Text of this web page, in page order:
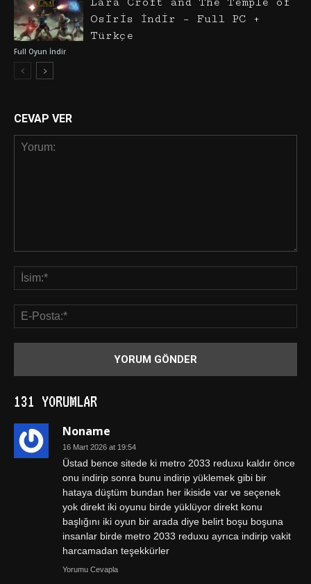
Full Oyun İndir
Osiris İndir – Full PC +
Türkçe
CEVAP VER
131 YORUMLAR
Noname
16 Mart 2026 at 19:54
Üstad bence sitede ki metro 2033 reduxu kaldır önce
onu indirip sonra bunu indirip yüklemek gibi bir
hataya düştüm bundan her ikiside var ve seçenek
yok direkt iki oyunu birde yüklüyor direkt konu
başlığını iki oyun bir arada diye belirt boşu boşuna
insanlar birde metro 2033 reduxu ayrıca indirip vakit
harcamadan teşekkürler
Yorumu Cevapla